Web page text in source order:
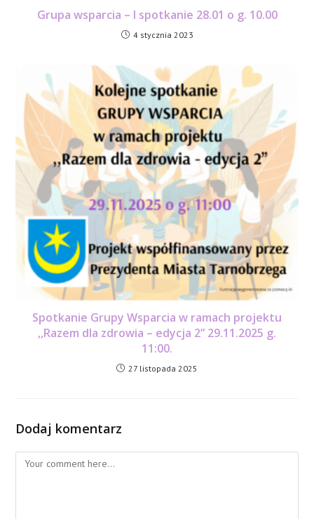
Grupa wsparcia – I spotkanie 28.01 o g. 10.00
4 stycznia 2023
Spotkanie Grupy Wsparcia w ramach projektu
,,Razem dla zdrowia – edycja 2” 29.11.2025 g.
11:00.
27 listopada 2025
Dodaj komentarz
Comment